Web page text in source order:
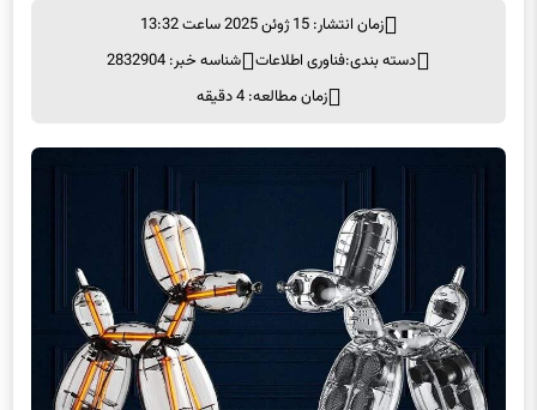
دسته بندی:فناوری اطلاعات شناسه خبر: 2832904
زمان مطالعه: 4 دقیقه